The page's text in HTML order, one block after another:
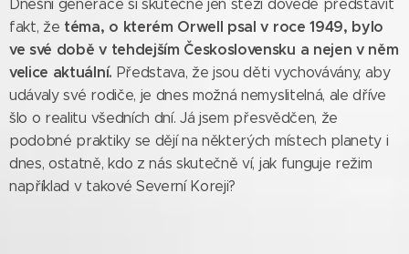
Dnešní generace si skutečně jen stěží dovede představit
fakt, že téma, o kterém Orwell psal v roce 1949, bylo
ve své době v tehdejším Československu a nejen v něm
velice aktuální. Představa, že jsou děti vychovávány, aby
udávaly své rodiče, je dnes možná nemyslitelná, ale dříve
šlo o realitu všedních dní. Já jsem přesvědčen, že
podobné praktiky se dějí na některých místech planety i
dnes, ostatně, kdo z nás skutečně ví, jak funguje režim
například v takové Severní Koreji?